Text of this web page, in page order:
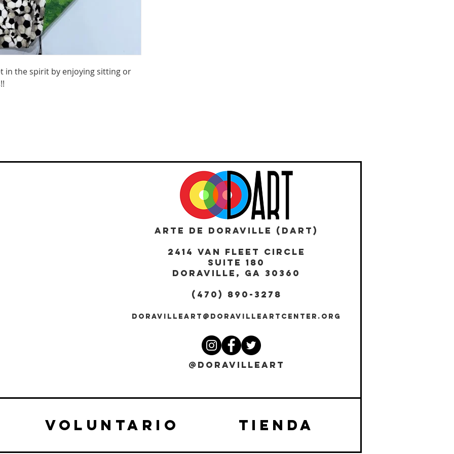
in the spirit by enjoying sitting or
ARTE DE DORAVILLE (DART)
2414 Van Fleet Circle
Suite 180
DORAVILLE, GA 30360
(470) 890-3278
DORAVILLEART@DORAVILLEARTCENTER.ORG
@DORAVILLEART
VOLUNTARIO TIENDA